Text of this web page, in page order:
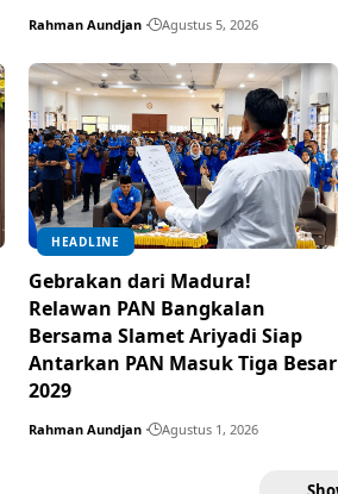
Rahman Aundjan Agustus 5, 2026
HEADLINE
Gebrakan dari Madura!
Relawan PAN Bangkalan
Bersama Slamet Ariyadi Siap
Antarkan PAN Masuk Tiga Besar
2029
Rahman Aundjan Agustus 1, 2026